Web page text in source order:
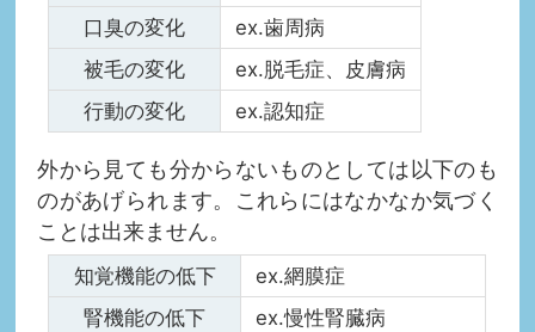
口臭の変化
ex.歯周病
被毛の変化
ex.脱毛症、皮膚病
行動の変化
ex.認知症
外から見ても分からないものとしては以下のも
のがあげられます。これらにはなかなか気づく
ことは出来ません。
知覚機能の低下
ex.網膜症
腎機能の低下
ex.慢性腎臓病